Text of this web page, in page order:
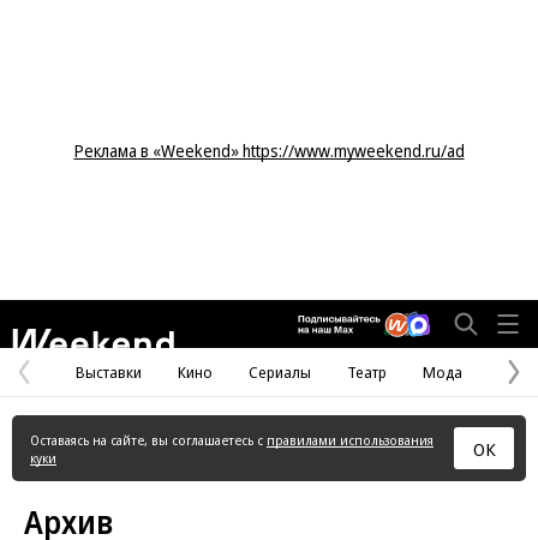
Реклама в «Weekend» https://www.myweekend.ru/ad
Предыдущая
страница
Выставки Кино Сериалы Театр Мода
Оставаясь на сайте, вы соглашаетесь с правилами использования
куки
ОК
Архив